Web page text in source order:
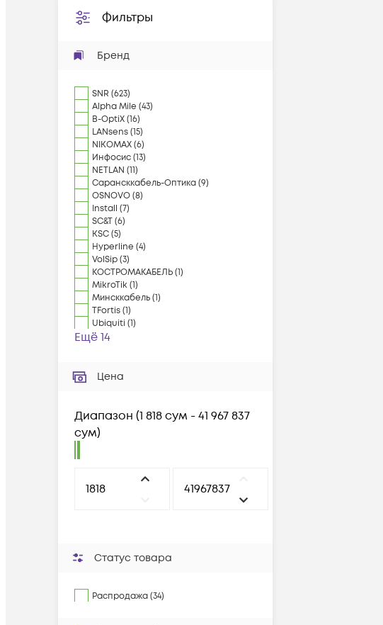
Фильтры
Бренд
SNR (623)
Alpha Mile (43)
B-OptiX(16)
LANsens(15)
NIKOMAX(6)
Инфосис(13)
NETLAN (11)
Сарансккабель-Оптика(9)
OSNOVO(8)
Install (7)
SC&T(6)
KSC(5)
Hyperline (4)
VolSip(3)
КОСТРОМАКАБЕЛЬ(1)
MikroTik(1)
Минсккабель(1)
TFortis(1)
Ubiquiti (1)
Ещё 14
Цена
Диапазон (1 818 сум - 41 967 837
сум)
Статус товара
Распродажа (34)